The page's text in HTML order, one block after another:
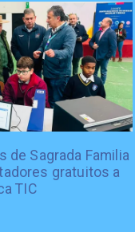
de Sagrada Familia
gratuitos a
TIC